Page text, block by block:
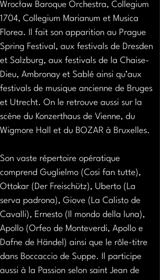
Wrocław Baroque Orchestra, Collegium
1704, Collegium Marianum et Musica
Florea. Il fait son apparition au Prague
Spring Festival, aux festivals de Dresden
et Salzburg, aux festivals de la Chaise-
Dieu, Ambronay et Sablé ainsi qu’aux
festivals de musique ancienne de Bruges
et Utrecht. On le retrouve aussi sur la
scène du Konzerthaus de Vienne, du
Wigmore Hall et du BOZAR à Bruxelles.
Son vaste répertoire opératique
comprend Guglielmo (Cosi fan tutte),
Ottokar (Der Freischütz), Uberto (La
serva padrona), Giove (La Calisto de
Cavalli), Ernesto (Il mondo della luna),
Apollo (Orfeo de Monteverdi, Apollo e
Dafne de Händel) ainsi que le rôle-titre
dans Boccaccio de Suppe. Il participe
aussi à la Passion selon saint Jean de